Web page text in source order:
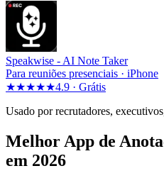
Speakwise - AI Note Taker
Para reuniões presenciais · iPhone
★★★★★4.9 · Grátis
Usado por recrutadores,
Melhor App de
em 2026